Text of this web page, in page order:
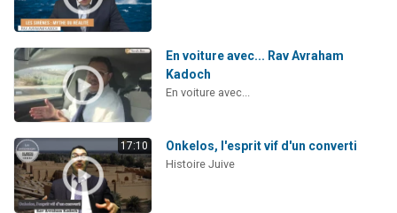
En voiture avec... Rav Avraham
Kadoch
En voiture avec...
17:10 Onkelos, l'esprit vif d'un converti
Histoire Juive